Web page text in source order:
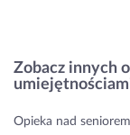
Zobacz innych
Opieka nad